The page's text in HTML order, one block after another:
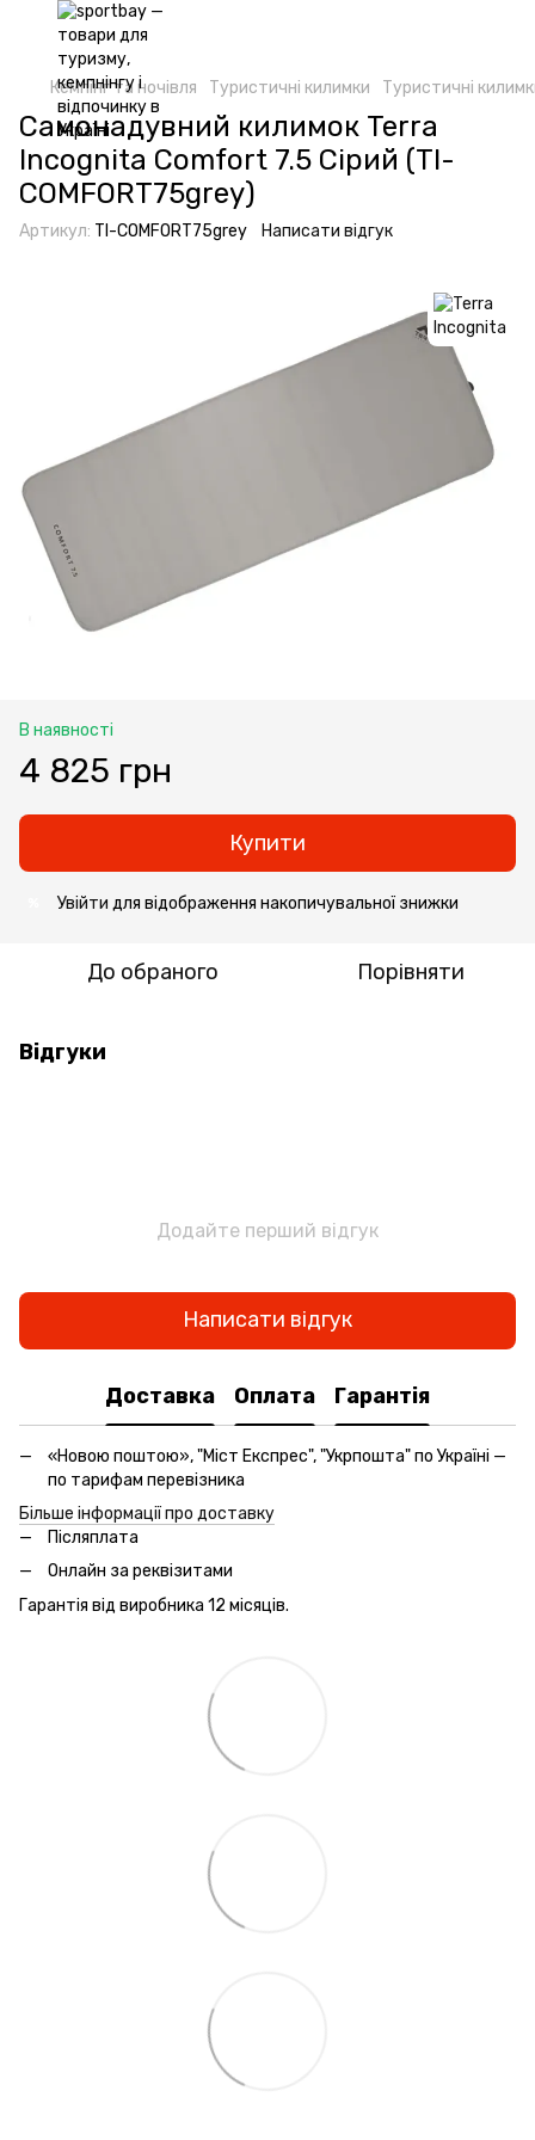
Кемпінг та ночівля Туристичні килимки Туристичні
Самонадувний килимок Terra
Incognita Comfort 7.5 Сірий (TI-
COMFORT75grey)
Артикул: TI-COMFORT75grey Написати відгук
В наявності
4 825 грн
Купити
Увійти для відображення накопичувальної знижки
До обраного Порівняти
Відгуки
Додайте перший відгук
Написати відгук
Доставка Оплата Гарантія
«Новою поштою», "Міст Експрес", "Укрпошта" по Україні —
по тарифам перевізника
Більше інформації про доставку
Післяплата
Онлайн за реквізитами
Гарантія від виробника 12 місяців.